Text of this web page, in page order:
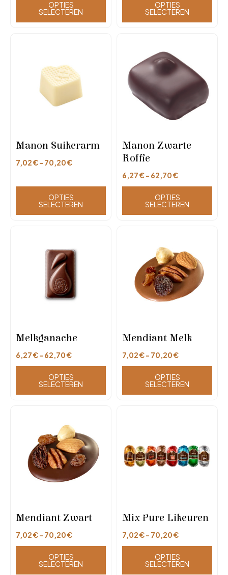
OPTIES
SELECTEREN
OPTIES
SELECTEREN
Manon Suikerarm
7,02€- 70,20€
OPTIES
SELECTEREN
Manon Zwarte
Koffie
6,27€- 62,70€
OPTIES
SELECTEREN
Melkganache
6,27€- 62,70€
OPTIES
SELECTEREN
Mendiant Melk
7,02€- 70,20€
OPTIES
SELECTEREN
Mendiant Zwart
7,02€- 70,20€
OPTIES
SELECTEREN
Mix Pure Likeuren
7,02€- 70,20€
OPTIES
SELECTEREN